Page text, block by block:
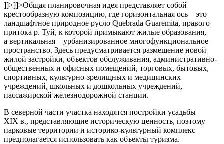
]]>]]>Общая планировочная идея представляет собой
крестообразную композицию, где горизонтальная ось – это
ландшафтное природное русло Quebrada Guaremita, правого
притока р. Туй, к которой примыкают жилые образования,
а вертикальная – урбанизированное многофункциональное
пространство. Здесь предусматривается размещение новой
жилой застройки, объектов обслуживания, административно-
общественных и офисных помещений, торговых, бытовых,
спортивных, культурно-зрелищных и медицинских
учреждений, школьных и дошкольных учреждений,
пассажирской железнодорожной станции.
В северной части участка находятся постройки усадьбы
XIX в., представляющие историческую ценность, поэтому
парковые территории и историко-культурный комплекс
предполагается использовать как объекты туризма.